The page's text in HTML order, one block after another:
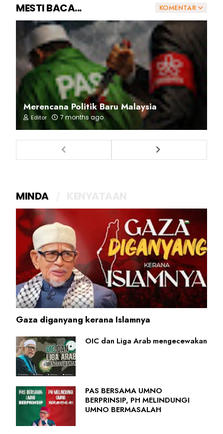
KOMENTAR
MESTI BACA...
Merencana Politik Baru Malaysia
Editor 7 months ago
MINDA
Gaza diganyang kerana Islamnya
OIC dan Liga Arab mengecewakan
PAS BERSAMA UMNO
BERPRINSIP, PH MELINDUNGI
UMNO BERMASALAH